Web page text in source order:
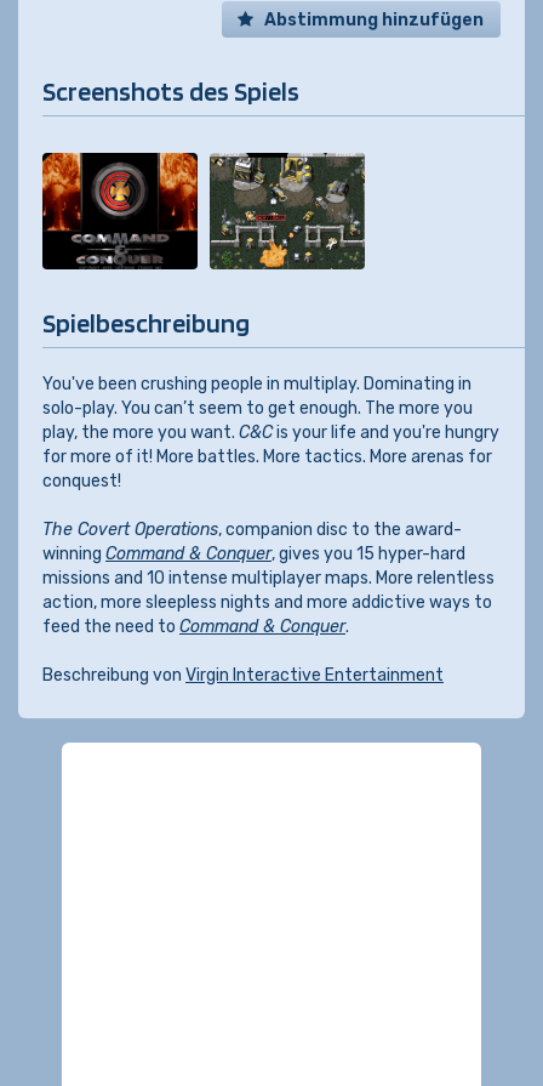
Abstimmung hinzufügen
Screenshots des Spiels
Spielbeschreibung
You've been crushing people in multiplay. Dominating in
solo-play. You can’t seem to get enough. The more you
play, the more you want. C&Cis your life and you're hungry
for more of it! More battles. More tactics. More arenas for
conquest!
The Covert Operations, companion disc to the award-
winning Command & Conquer, gives you 15 hyper-hard
missions and 10 intense multiplayer maps. More relentless
action, more sleepless nights and more addictive ways to
feed the need to Command & Conquer.
Beschreibung von Virgin Interactive Entertainment